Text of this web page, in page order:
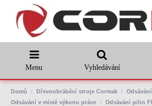
Menu Vyhledávání
Domů Dřevoobráběcí stroje Cormak
Odsávání v místě výkonu práce
Odsávání pilin